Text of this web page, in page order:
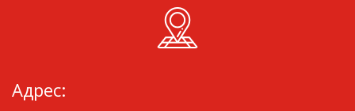
Адрес: